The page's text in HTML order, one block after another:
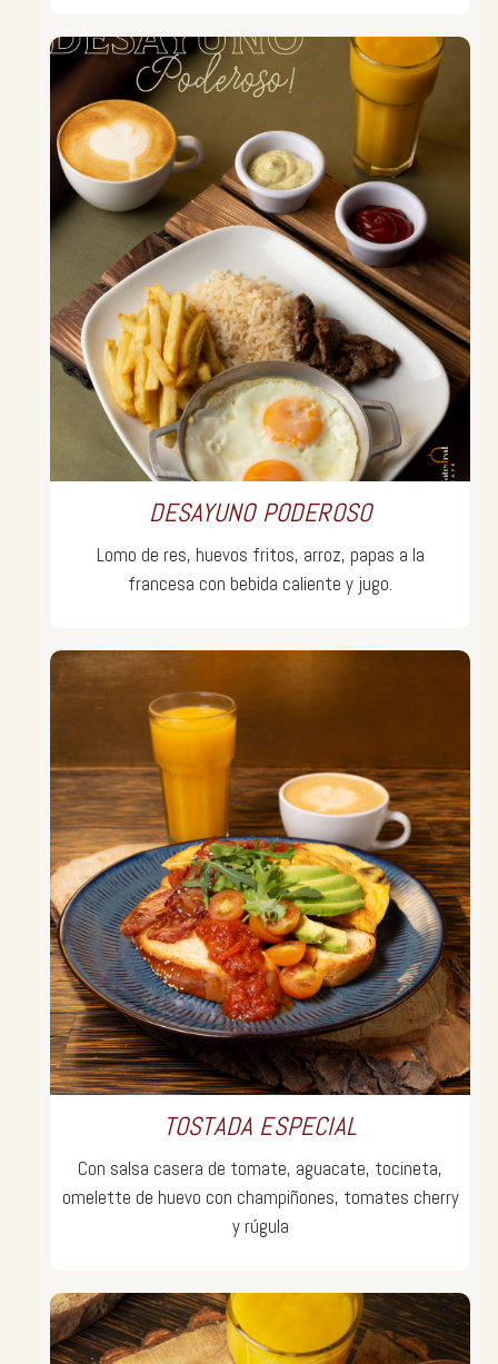
DESAYUNO PODEROSO
Lomo de res, huevos fritos, arroz, papas a la
francesa con bebida caliente y jugo.
TOSTADA ESPECIAL
Con salsa casera de tomate, aguacate, tocineta,
omelette de huevo con champiñones, tomates cherry
y rúgula